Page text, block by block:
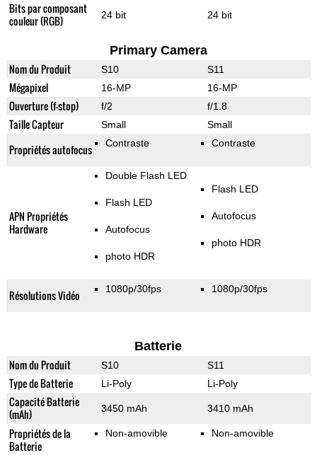
Bits par composant
couleur (RGB)
24 bit 24 bit
Primary Camera
Nom du Produit S10 S11
Mégapixel 16-MP 16-MP
Ouverture (f-stop) f/2 f/1.8
Taille Capteur Small Small
Propriétés autofocus Contraste Contraste
APN Propriétés
Hardware
Double Flash LED
Flash LED
Autofocus
photo HDR
Flash LED
Autofocus
photo HDR
Résolutions Vidéo 1080p/30fps 1080p/30fps
Batterie
Nom du Produit S10 S11
Type de Batterie Li-Poly Li-Poly
Capacité Batterie
(mAh)
3450 mAh 3410 mAh
Propriétés de la
Batterie
Non-amovible Non-amovible